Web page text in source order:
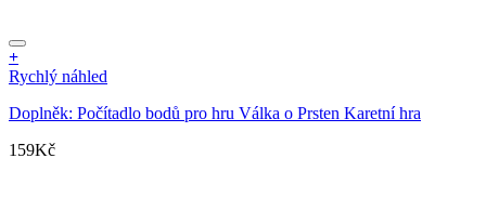
+
Rychlý náhled
Doplněk: Počítadlo bodů pro hru Válka o Prsten Karetní hra
159Kč